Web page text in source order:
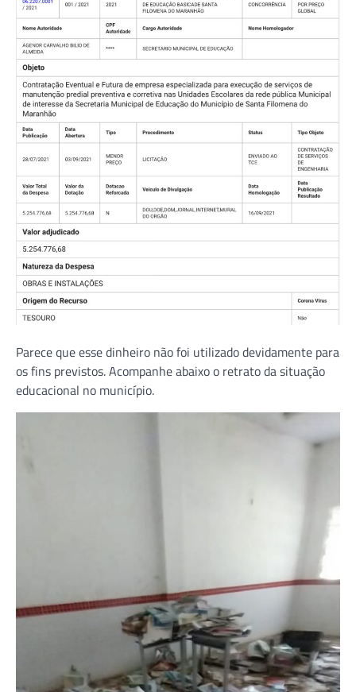
Parece que esse dinheiro não foi utilizado devidamente para
os fins previstos. Acompanhe abaixo o retrato da situação
educacional no município.